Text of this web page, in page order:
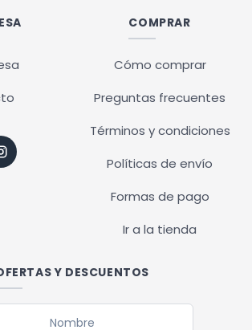
COMPRAR
Cómo comprar
Preguntas frecuentes
Términos y condiciones
Políticas de envío
Formas de pago
Ir a la tienda
Y DESCUENTOS